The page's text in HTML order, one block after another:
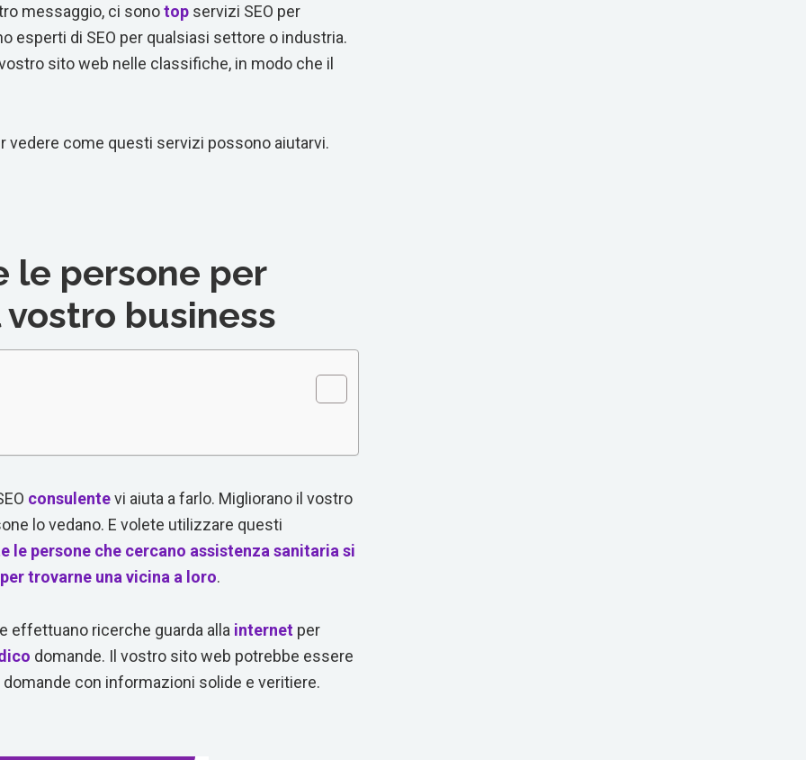
messaggio, ci sonotop servizi SEO per
esperti di SEO per qualsiasi settore o industria.
sito web nelle classifiche, in modo che il
vedere come questi servizi possono aiutarvi.
le persone per
business
consulentevi aiuta a farlo. Migliorano il vostro
lo vedano. E volete utilizzare questi
le persone che cercano assistenza sanitaria si
trovarne una vicina a loro.
effettuano ricerche guarda alla internet per
domande. Il vostro sito web potrebbe essere
con informazioni solide e veritiere.